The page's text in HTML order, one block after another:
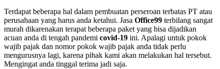
Terdapat beberapa hal dalam pembuatan perseroan terbatas PT atau
perusahaan yang harus anda ketahui. Jasa Office99 terbilang sangat
murah dikarenakan terapat beberapa paket yang bisa dijadikan
acuan anda di tengah pandemi covid-19 ini. Apalagi untuk pokok
wajib pajak dan nomor pokok wajib pajak anda tidak perlu
mengurusnya lagi, karena pihak kami akan melakukan hal tersebut.
Mengingat anda tinggal terima jadi saja.